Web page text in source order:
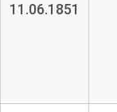
11.06.1851